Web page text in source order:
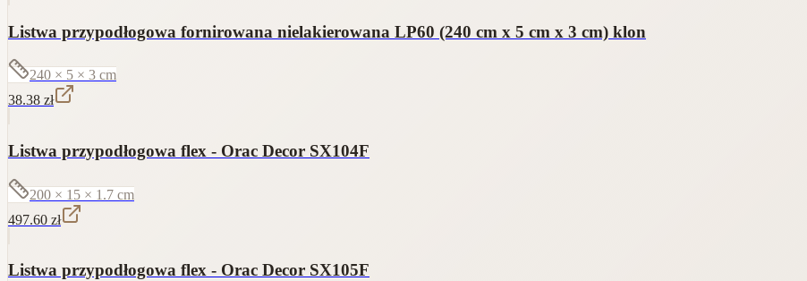
Listwa przypodłogowa fornirowana nielakierowana LP60 (240 cm x 5 cm x 3 cm) klon
240 × 5 × 3 cm
38.38 zł
Listwa przypodłogowa flex - Orac Decor SX104F
200 × 15 × 1.7 cm
497.60 zł
Listwa przypodłogowa flex - Orac Decor SX105F